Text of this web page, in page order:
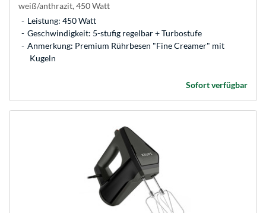
weiß/anthrazit, 450 Watt
Leistung: 450 Watt
Geschwindigkeit: 5-stufig regelbar + Turbostufe
Anmerkung: Premium Rührbesen "Fine Creamer" mit
Kugeln
Sofort verfügbar